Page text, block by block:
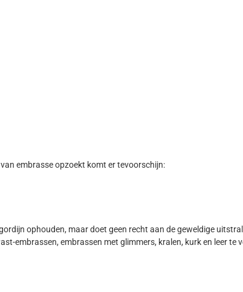
embrasse opzoekt komt er tevoorschijn:
ophouden, maar doet geen recht aan de geweldige
embrassen, embrassen met glimmers, kralen, kurk en leer te